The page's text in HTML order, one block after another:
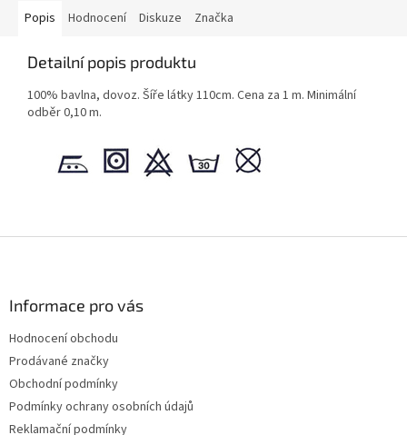
Popis Hodnocení Diskuze Značka
Detailní popis produktu
100% bavlna, dovoz. Šíře látky 110cm. Cena za 1 m. Minimální
odběr 0,10 m.
Informace pro vás
Hodnocení obchodu
Prodávané značky
Obchodní podmínky
Podmínky ochrany osobních údajů
Reklamační podmínky